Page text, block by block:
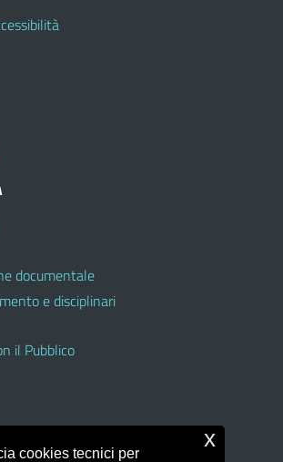
documentale
e disciplinari
il Pubblico
cookies tecnici per
x